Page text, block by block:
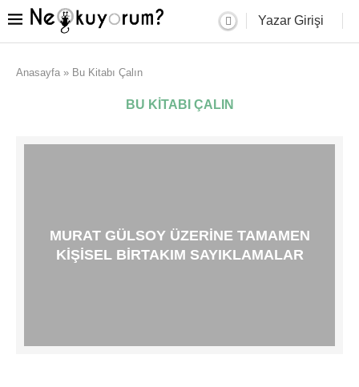
Yazar Girişi
Anasayfa » Bu Kitabı Çalın
BU KITABI ÇALIN
MURAT GÜLSOY ÜZERINE TAMAMEN
KIŞISEL BIRTAKIM SAYIKLAMALAR